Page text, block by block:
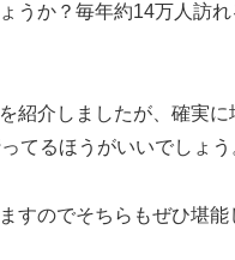
うか？毎年約14万人訪れ
紹介しましたが、確実に
てるほうがいいでしょう
すのでそちらもぜひ堪能